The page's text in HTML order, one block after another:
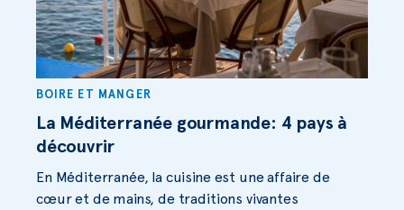
BOIRE ET MANGER
La Méditerranée gourmande: 4 pays à
découvrir
En Méditerranée, la cuisine est une affaire de
cœur et de mains, de traditions vivantes